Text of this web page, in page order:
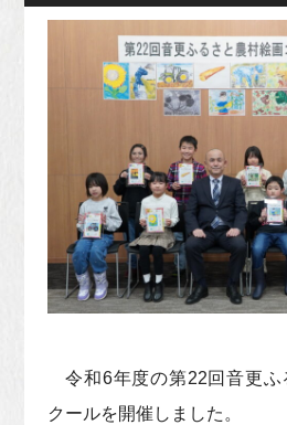
令和6年度の第22回音更ふ
クールを開催しました。